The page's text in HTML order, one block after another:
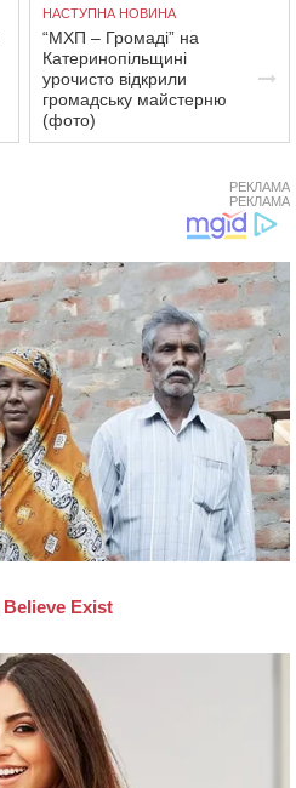
НАСТУПНА НОВИНА
“МХП – Громаді” на
Катеринопільщині
урочисто відкрили
громадську майстерню
(фото)
РЕКЛАМА
РЕКЛАМА